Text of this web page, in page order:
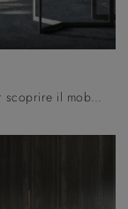
Vuoi ammobiliare spazi moderni? Clicca per scoprire il mobile soggiorno Modulo in laccato opaco dell'azienda Orme!